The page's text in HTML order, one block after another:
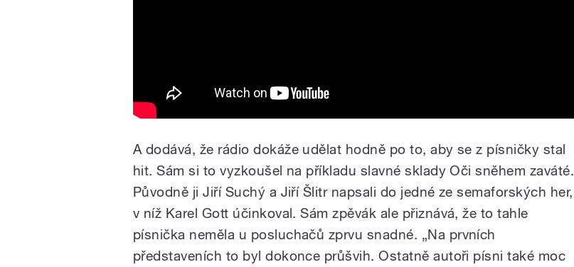
A dodává, že rádio dokáže udělat hodně po to, aby se z písničky stal
hit. Sám si to vyzkoušel na příkladu slavné sklady Oči sněhem zaváté.
Původně ji Jiří Suchý a Jiří Šlitr napsali do jedné ze semaforských her,
v níž Karel Gott účinkoval. Sám zpěvák ale přiznává, že to tahle
písnička neměla u posluchačů zprvu snadné. „Na prvních
představeních to byl dokonce průšvih. Ostatně autoři písni také moc